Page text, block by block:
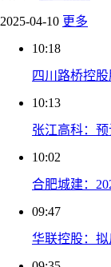
2025-04-10 更多
10:18
四川路桥控
10:13
张江高科：
10:02
合肥城建：
09:47
华联控股：拟